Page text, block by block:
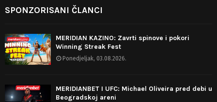
SPONZORISANI ČLANCI
MERIDIAN KAZINO: Zavrti spinove i pokori
Winning Streak Fest
Ponedjeljak, 03.08.2026.
MERIDIANBET I UFC: Michael Oliveira pred debi u
Beogradskoj areni